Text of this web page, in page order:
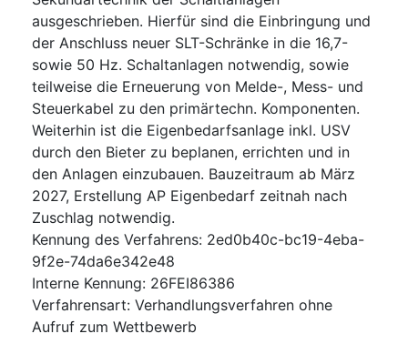
ausgeschrieben. Hierfür sind die Einbringung und
der Anschluss neuer SLT-Schränke in die 16,7-
sowie 50 Hz. Schaltanlagen notwendig, sowie
teilweise die Erneuerung von Melde-, Mess- und
Steuerkabel zu den primärtechn. Komponenten.
Weiterhin ist die Eigenbedarfsanlage inkl. USV
durch den Bieter zu beplanen, errichten und in
den Anlagen einzubauen. Bauzeitraum ab März
2027, Erstellung AP Eigenbedarf zeitnah nach
Zuschlag notwendig.
Kennung des Verfahrens: 2ed0b40c-bc19-4eba-
9f2e-74da6e342e48
Interne Kennung: 26FEI86386
Verfahrensart: Verhandlungsverfahren ohne
Aufruf zum Wettbewerb